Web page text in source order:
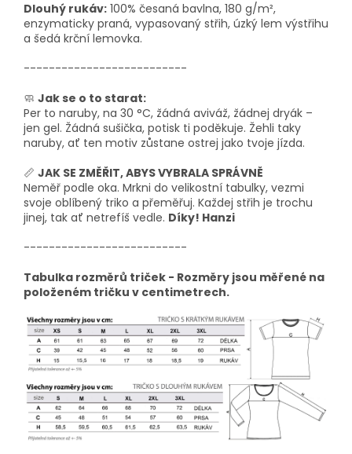
Dlouhý rukáv: 100% česaná bavlna, 180 g/m²,
enzymaticky praná, vypasovaný střih, úzký lem výstřihu
a šedá krční lemovka.
--------------------------
🧼 Jak se o to starat:
Per to naruby, na 30 °C, žádná aviváž, žádnej dryák –
jen gel. Žádná sušička, potisk ti poděkuje. Žehli taky
naruby, ať ten motiv zůstane ostrej jako tvoje jízda.
📏 JAK SE ZMĚŘIT, ABYS VYBRALA SPRÁVNĚ
Neměř podle oka. Mrkni do velikostní tabulky, vezmi
svoje oblíbený triko a přeměřuj. Každej střih je trochu
jinej, tak ať netrefíš vedle. Díky! Hanzi
--------------------------
Tabulka rozměrů triček - Rozměry jsou měřené na
položeném tričku v centimetrech.